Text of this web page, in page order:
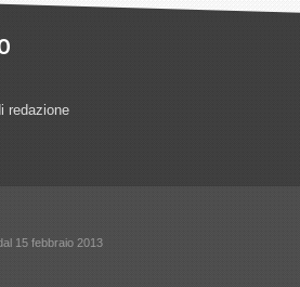
redazione
15 febbraio 2013